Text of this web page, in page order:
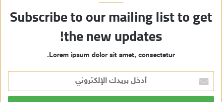
Subscribe to our mailing list to get
the new updates!
Lorem ipsum dolor sit amet, consectetur.
خ
ل